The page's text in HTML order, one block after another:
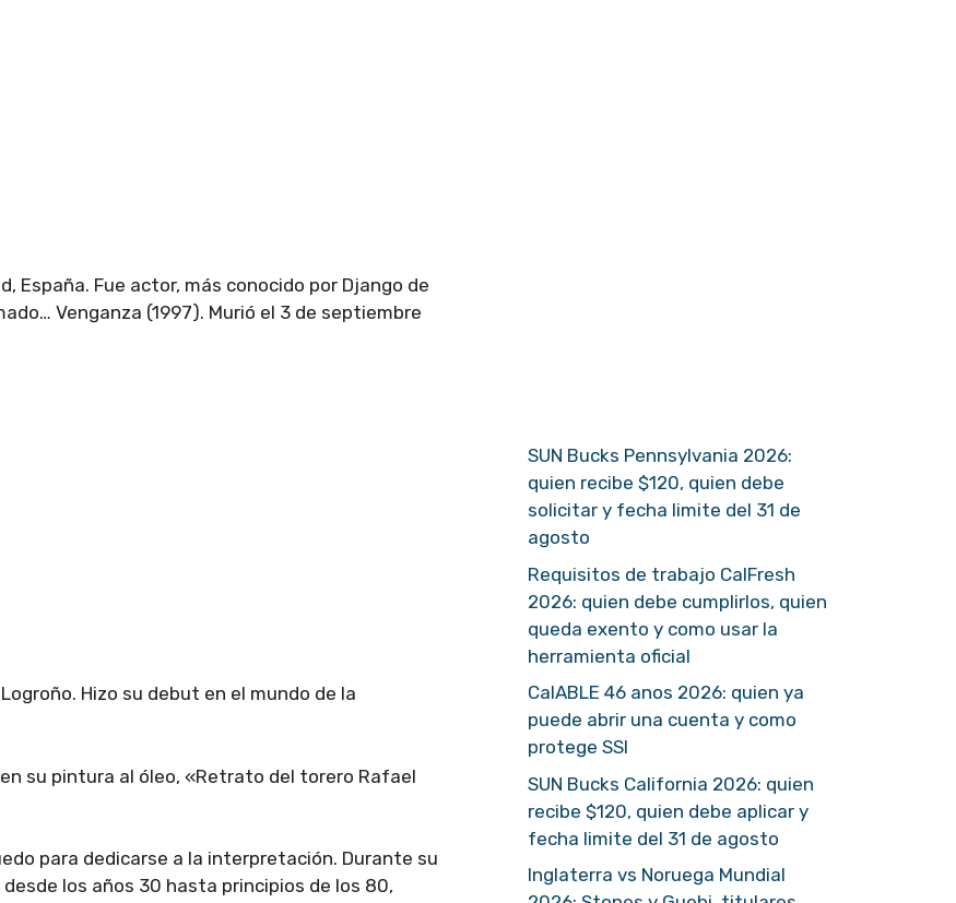
España. Fue actor, más conocido por Django de
Venganza (1997). Murió el 3 de septiembre
Hizo su debut en el mundo de la
su pintura al óleo, «Retrato del torero Rafael
para dedicarse a la interpretación. Durante su
los años 30 hasta principios de los 80,
SUN Bucks Pennsylvania 2026:
quien recibe $120, quien debe
solicitar y fecha limite del 31 de
agosto
Requisitos de trabajo CalFresh
2026: quien debe cumplirlos, quien
queda exento y como usar la
herramienta oficial
CalABLE 46 anos 2026: quien ya
puede abrir una cuenta y como
protege SSI
SUN Bucks California 2026: quien
recibe $120, quien debe aplicar y
fecha limite del 31 de agosto
Inglaterra vs Noruega Mundial